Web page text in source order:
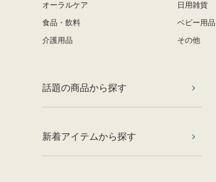
オーラルケア
日用雑貨
食品・飲料
ベビー用品
介護用品
その他
話題の商品から探す
新着アイテムから探す